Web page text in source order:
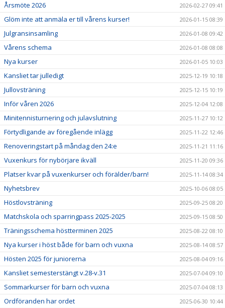
Årsmöte 2026 2026-02-27 09:41
Glöm inte att anmäla er till vårens kurser! 2026-01-15 08:39
Julgransinsamling 2026-01-08 09:42
Vårens schema 2026-01-08 08:08
Nya kurser 2026-01-05 10:03
Kansliet tar julledigt 2025-12-19 10:18
Jullovsträning 2025-12-15 10:19
Inför våren 2026 2025-12-04 12:08
Minitennisturnering och julavslutning 2025-11-27 10:12
Förtydligande av föregående inlägg 2025-11-22 12:46
Renoveringstart på måndag den 24:e 2025-11-21 11:16
Vuxenkurs för nybörjare ikväll 2025-11-20 09:36
Platser kvar på vuxenkurser och förälder/barn! 2025-11-14 08:34
Nyhetsbrev 2025-10-06 08:05
Höstlovsträning 2025-09-25 08:20
Matchskola och sparringpass 2025-2025 2025-09-15 08:50
Träningsschema höstterminen 2025 2025-08-22 08:10
Nya kurser i höst både för barn och vuxna 2025-08-14 08:57
Hösten 2025 för juniorerna 2025-08-04 09:16
Kansliet semesterstängt v.28-v.31 2025-07-04 09:10
Sommarkurser för barn och vuxna 2025-07-04 08:13
Ordföranden har ordet 2025-06-30 10:44